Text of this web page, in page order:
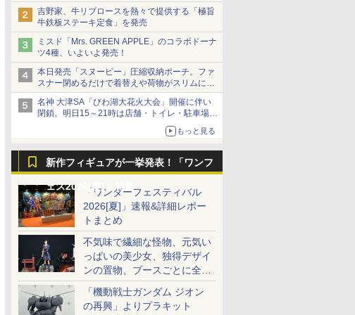
吉野家、牛リブロースを熱々で提供する「極旨
牛鉄板ステーキ定食」を発売
ミスド「Mrs. GREEN APPLE」のコラボドーナ
ツ4種、いよいよ発売！
本日発売「スヌーピー」圧縮収納ポーチ。ファ
スナー閉めるだけで着替えや荷物がスリムにま
とまる
名神 大津SA「びわ湖大花火大会」開催に伴い
閉鎖。明日15～21時は店舗・トイレ・駐車場の
もっと見る
新作フィギュアが一挙発表！「ワンフ
ェス2026[夏]」特集「ワンダーフェスティバル
2026[夏]」速報&詳細レポー
トまとめ
不気味で繊細な怪物、元気い
っぱいの美少女、独得デザイ
ンの置物、ブースごとに全く
異なる世界が広がる一般ディ
ーラーフォトレポート
「機動戦士ガンダム ジオン
の再興」よりプラキット